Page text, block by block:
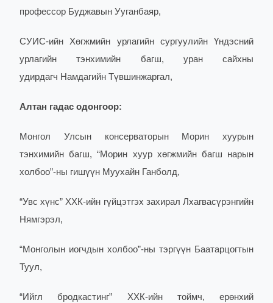
профессор Буджавын Ууганбаяр,
СУИС-ийн Хөгжмийн урлагийн сургуулийн Үндэсний
урлагийн тэнхимийн багш, уран сайхны
удирдагч Намдагийн Түвшинжаргал,
Алтан гадас одонгоор:
Монгол Улсын консерваторын Морин хуурын
тэнхимийн багш, “Морин хуур хөгжмийн багш нарын
холбоо”-ны гишүүн Муухайн Ганболд,
“Увс хүнс” ХХК-ийн гүйцэтгэх захирал Лхагвасүрэнгийн
Нямгэрэл,
“Монголын иогчдын холбоо”-ны тэргүүн Баатарцогтын
Туул,
“Ийгл бродкастинг” ХХК-ийн тоймч, ерөнхий